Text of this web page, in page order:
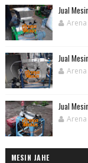
Jual
Jual
Jual
MESIN JAHE